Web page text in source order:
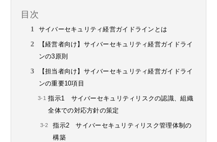
目次
サイバーセキュリティ経営ガイドラインとは
【経営者向け】サイバーセキュリティ経営ガイドライ
ンの3原則
【担当者向け】サイバーセキュリティ経営ガイドライ
ンの重要10項目
指示1 サイバーセキュリティリスクの認識、組織
全体での対応方針の策定
指示2 サイバーセキュリティリスク管理体制の
構築